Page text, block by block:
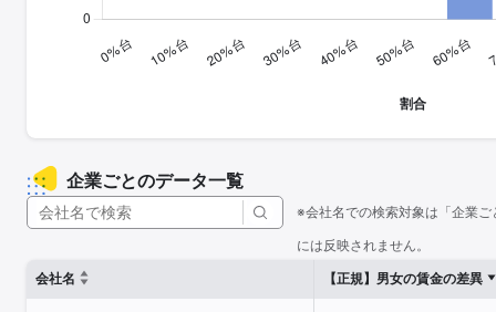
企業ごとのデータ一覧
※会社名での検索対象は「企業
には反映されません。
会社名
【正規】男女の賃金の差異